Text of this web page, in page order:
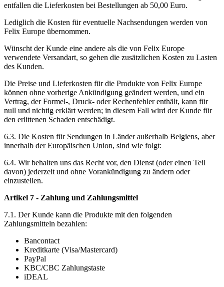
entfallen die Lieferkosten bei Bestellungen ab 50,00 Euro.
Lediglich die Kosten für eventuelle Nachsendungen werden von
Felix Europe übernommen.
Wünscht der Kunde eine andere als die von Felix Europe
verwendete Versandart, so gehen die zusätzlichen Kosten zu Lasten
des Kunden.
Die Preise und Lieferkosten für die Produkte von Felix Europe
können ohne vorherige Ankündigung geändert werden, und ein
Vertrag, der Formel-, Druck- oder Rechenfehler enthält, kann für
null und nichtig erklärt werden; in diesem Fall wird der Kunde für
den erlittenen Schaden entschädigt.
6.3. Die Kosten für Sendungen in Länder außerhalb Belgiens, aber
innerhalb der Europäischen Union, sind wie folgt:
6.4. Wir behalten uns das Recht vor, den Dienst (oder einen Teil
davon) jederzeit und ohne Vorankündigung zu ändern oder
einzustellen.
Artikel 7 - Zahlung und Zahlungsmittel
7.1. Der Kunde kann die Produkte mit den folgenden
Zahlungsmitteln bezahlen:
Bancontact
Kreditkarte (Visa/Mastercard)
PayPal
KBC/CBC Zahlungstaste
iDEAL